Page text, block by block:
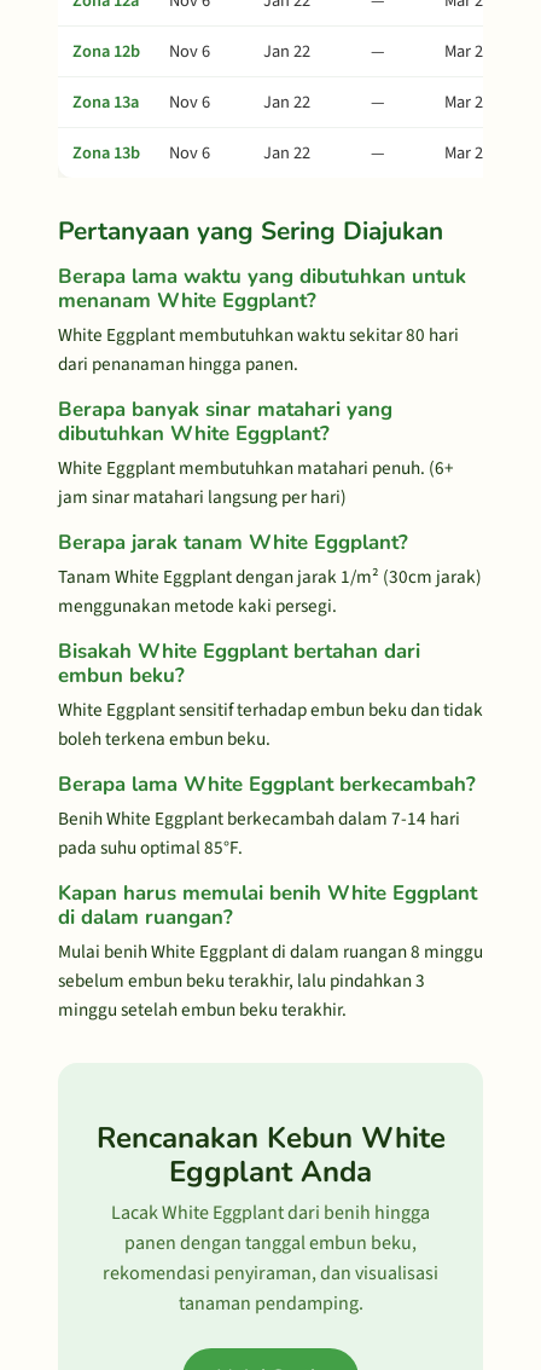
Zona 12b
Nov 6 Jan 22 —
Mar 28
Zona 13a
Nov 6 Jan 22 —
Mar 28
Zona 13b
Nov 6 Jan 22 — Mar 28
Pertanyaan yang Sering Diajukan
Berapa lama waktu yang dibutuhkan untuk
menanam White Eggplant?
White Eggplant membutuhkan waktu sekitar 80 hari
dari penanaman hingga panen.
Berapa banyak sinar matahari yang
dibutuhkan White Eggplant?
White Eggplant membutuhkan matahari penuh. (6+
jam sinar matahari langsung per hari)
Berapa jarak tanam White Eggplant?
Tanam White Eggplant dengan jarak 1/m² (30cm jarak)
menggunakan metode kaki persegi.
Bisakah White Eggplant bertahan dari
embun beku?
White Eggplant sensitif terhadap embun beku dan tidak
boleh terkena embun beku.
Berapa lama White Eggplant berkecambah?
Benih White Eggplant berkecambah dalam 7-14 hari
pada suhu optimal 85°F.
Kapan harus memulai benih White Eggplant
di dalam ruangan?
Mulai benih White Eggplant di dalam ruangan 8 minggu
sebelum embun beku terakhir, lalu pindahkan 3
minggu setelah embun beku terakhir.
Rencanakan Kebun White
Eggplant Anda
Lacak White Eggplant dari benih hingga
panen dengan tanggal embun beku,
rekomendasi penyiraman, dan visualisasi
tanaman pendamping.